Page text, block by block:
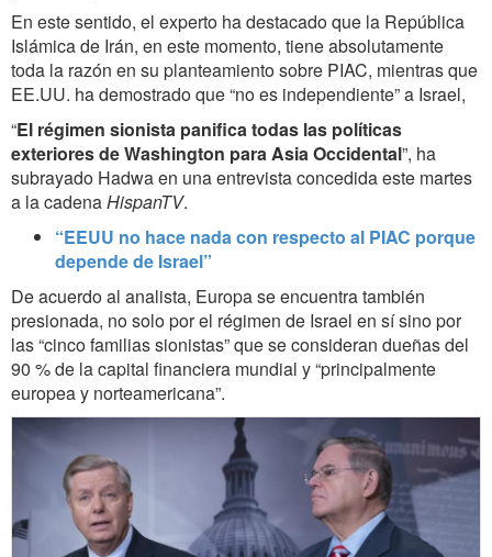
En este sentido, el experto ha destacado que la República
Islámica de Irán, en este momento, tiene absolutamente
toda la razón en su planteamiento sobre PIAC, mientras que
EE.UU. ha demostrado que “no es independiente” a Israel,
“El régimen sionista panifica todas las políticas
exteriores de Washington para Asia Occidental”, ha
subrayado Hadwa en una entrevista concedida este martes
a la cadenaHispanTV.
“EEUU no hace nada con respecto al PIAC porque
depende de Israel”
De acuerdo al analista, Europa se encuentra también
presionada, no solo por el régimen de Israel en sí sino por
las “cinco familias sionistas” que se consideran dueñas del
90 % de la capital financiera mundial y “principalmente
europea y norteamericana”.